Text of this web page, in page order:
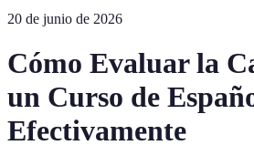
20 de junio de 2026
Cómo Evaluar la
un Curso de
Efectivamente